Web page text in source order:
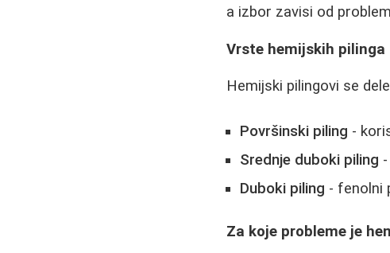
a izbor zavisi od
Vrste hemijskih pilinga
Hemijski pilingovi se
Površinski piling -
Srednje duboki piling
Duboki piling - fenolni
Za koje probleme je